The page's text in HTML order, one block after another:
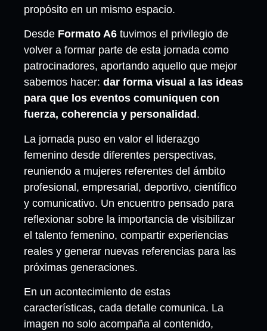
propósito en un mismo espacio.
Desde Formato A6 tuvimos el privilegio de
volver a formar parte de esta jornada como
patrocinadores, aportando aquello que mejor
sabemos hacer: dar forma visual a las ideas
para que los eventos comuniquen con
fuerza, coherencia y personalidad .
La jornada puso en valor el liderazgo
femenino desde diferentes perspectivas,
reuniendo a mujeres referentes del ámbito
profesional, empresarial, deportivo, científico
y comunicativo. Un encuentro pensado para
reflexionar sobre la importancia de visibilizar
el talento femenino, compartir experiencias
reales y generar nuevas referencias para las
próximas generaciones.
En un acontecimiento de estas
características, cada detalle comunica. La
imagen no solo acompaña al contenido,